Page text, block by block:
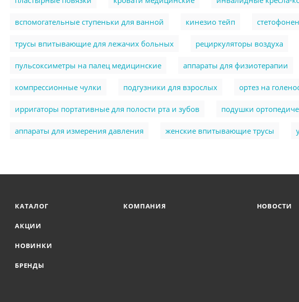
вспомогательные ступеньки для ванной кинезио тейп
трусы впитывающие для лежачих больных рециркуляторы воздуха
пульсоксиметры на палец медицинские аппараты для физиотерапии
компрессионные чулки подгузники для взрослых ортез на
ирригаторы портативные для полости рта и зубов подушки
аппараты для измерения давления женские впитывающие трусы
КАТАЛОГ
АКЦИИ
НОВИНКИ
БРЕНДЫ
КОМПАНИЯ НОВОСТИ